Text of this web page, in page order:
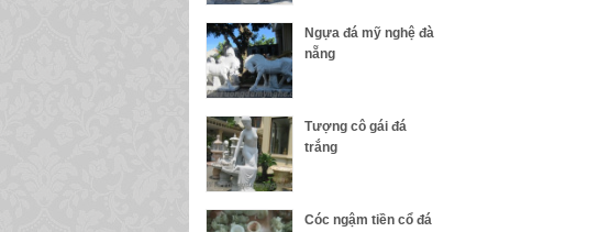
Ngựa đá mỹ nghệ đà
nẵng
Tượng cô gái đá
trắng
Cóc ngậm tiền cổ đá